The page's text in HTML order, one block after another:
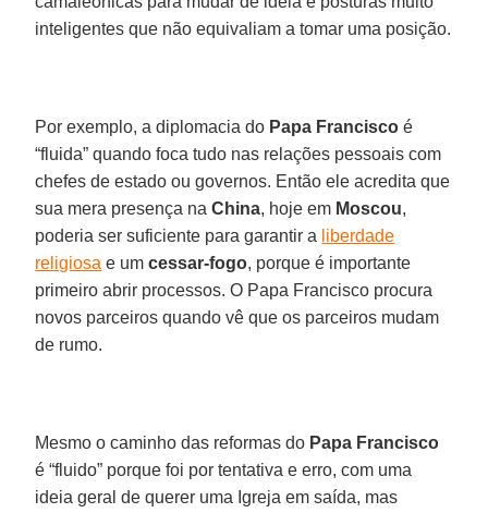
inteligentes que não equivaliam a tomar uma posição.
Por exemplo, a diplomacia do Papa Francisco é
“fluida” quando foca tudo nas relações pessoais com
chefes de estado ou governos. Então ele acredita que
sua mera presença naChina, hoje em Moscou,
poderia ser suficiente para garantir a liberdade
religiosa e umcessar-fogo, porque é importante
primeiro abrir processos. O Papa Francisco procura
novos parceiros quando vê que os parceiros mudam
de rumo.
Mesmo o caminho das reformas do Papa Francisco
é “fluido” porque foi por tentativa e erro, com uma
ideia geral de querer uma Igreja em saída, mas